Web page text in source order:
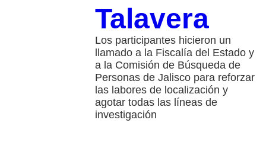
Talavera
Los participantes hicieron un
llamado a la Fiscalía del Estado y
a la Comisión de Búsqueda de
Personas de Jalisco para reforzar
las labores de localización y
agotar todas las líneas de
investigación